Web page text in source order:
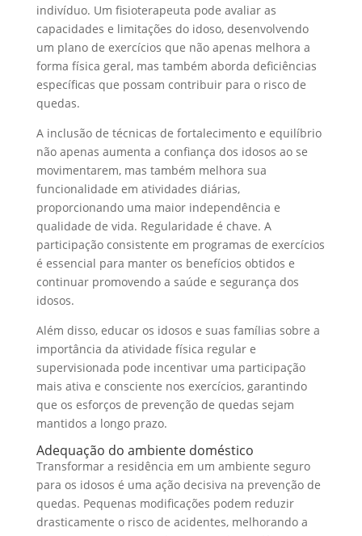
indivíduo. Um fisioterapeuta pode avaliar as
capacidades e limitações do idoso, desenvolvendo
um plano de exercícios que não apenas melhora a
forma física geral, mas também aborda deficiências
específicas que possam contribuir para o risco de
quedas.
A inclusão de técnicas de fortalecimento e equilíbrio
não apenas aumenta a confiança dos idosos ao se
movimentarem, mas também melhora sua
funcionalidade em atividades diárias,
proporcionando uma maior independência e
qualidade de vida. Regularidade é chave. A
participação consistente em programas de exercícios
é essencial para manter os benefícios obtidos e
continuar promovendo a saúde e segurança dos
idosos.
Além disso, educar os idosos e suas famílias sobre a
importância da atividade física regular e
supervisionada pode incentivar uma participação
mais ativa e consciente nos exercícios, garantindo
que os esforços de prevenção de quedas sejam
mantidos a longo prazo.
Adequação do ambiente doméstico
Transformar a residência em um ambiente seguro
para os idosos é uma ação decisiva na prevenção de
quedas. Pequenas modificações podem reduzir
drasticamente o risco de acidentes, melhorando a